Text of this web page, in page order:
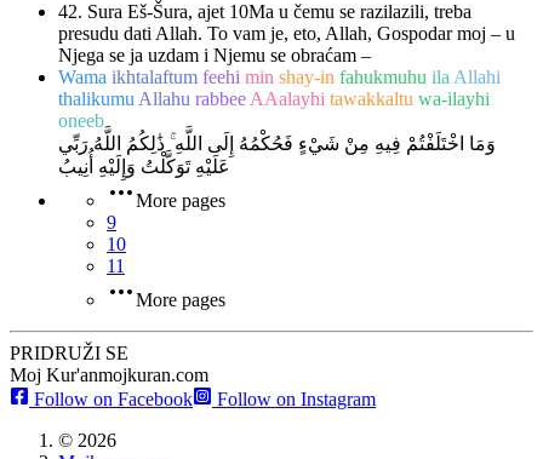
42. Sura Eš-Šura, ajet 10Ma u čemu se razilazili, treba
presudu dati Allah. To vam je, eto, Allah, Gospodar moj – u
Njega se ja uzdam i Njemu se obraćam –
Wama ikhtalaftum feehi min shay-in fahukmuhu ila Allahi
thalikumu Allahu rabbee AAalayhi tawakkaltu wa-ilayhi
oneeb
وَمَا اخْتَلَفْتُمْ فِيهِ مِنْ شَيْءٍ فَحُكْمُهُ إِلَى اللَّهِ ۚ ذَٰلِكُمُ اللَّهُ رَبِّي
عَلَيْهِ تَوَكَّلْتُ وَإِلَيْهِ أُنِيبُ
More pages
9
10
11
More pages
PRIDRUŽI SE
Moj Kur'anmojkuran.com
Follow on Facebook
Follow on Instagram
© 2026